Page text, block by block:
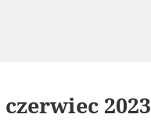
czerwiec 2023